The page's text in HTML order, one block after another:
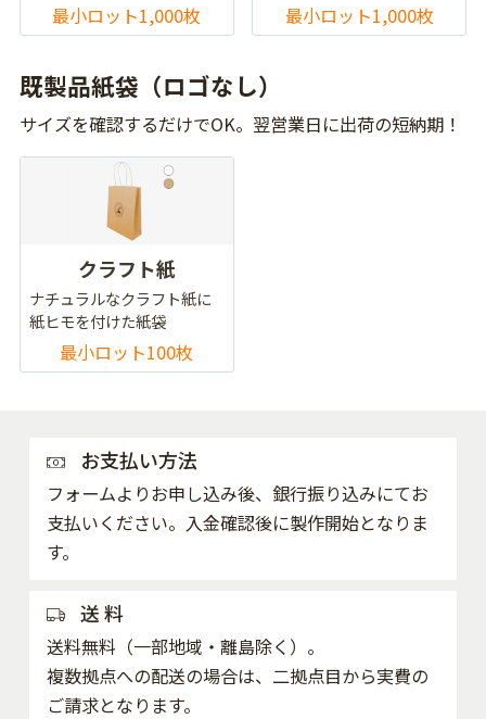
最小ロット1,000枚 最小ロット1,000枚
既製品紙袋（ロゴなし）
サイズを確認するだけでOK。翌営業日に出荷の短納期！
クラフト紙
ナチュラルなクラフト紙に
紙ヒモを付けた紙袋
最小ロット100枚
お支払い方法
フォームよりお申し込み後、銀行振り込みにてお
支払いください。入金確認後に製作開始となりま
す。
送 料
送料無料（一部地域・離島除く）。
複数拠点への配送の場合は、二拠点目から実費の
ご請求となります。